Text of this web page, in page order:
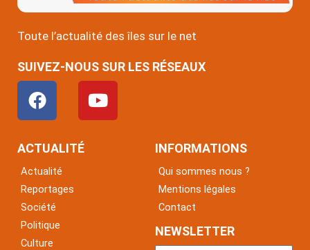
Toute l’actualité des îles sur le net
SUIVEZ-NOUS SUR LES RÉSEAUX
F
a
c
e
o
o
k
Y
o
u
ACTUALITÉ
Actualité
Reportages
Société
Politique
Culture
INFORMATIONS
Qui sommes nous ?
Mentions légales
Contact
NEWSLETTER